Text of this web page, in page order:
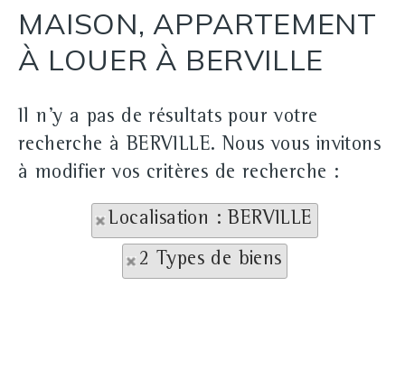
MAISON, APPARTEMENT
À LOUER À BERVILLE
Il n'y a pas de résultats pour votre
recherche à BERVILLE. Nous vous invitons
à modifier vos critères de recherche :
Localisation : BERVILLE
2 Types de biens